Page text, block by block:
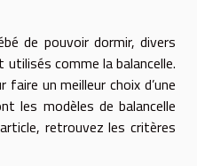
de pouvoir dormir, divers
utilisés comme la balancelle.
un meilleur choix d’une
les modèles de balancelle
retrouvez les critères